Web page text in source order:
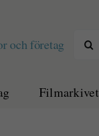
och företag
efter:
Filmarkivet